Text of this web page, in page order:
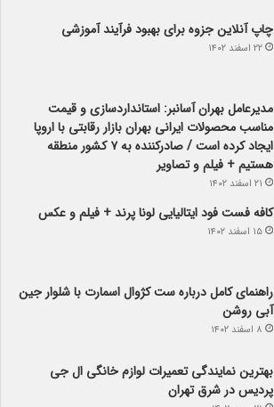
چاپ آنلاین جزوه برای بهبود فرآیند آموزشی
۲۲ اسفند ۱۴۰۲
مدیرعامل بهران آسانبر: استانداردسازی و قیمت
مناسب محصولات ایرانی بهران بازار رقابتی با اروپا
ایجاد کرده است / صادرکننده به ۷ کشور منطقه
هستیم + فیلم و تصاویر
۲۱ اسفند ۱۴۰۲
کافه فست فود ایتالیایی لونا پرند + فیلم و عکس
۱۵ اسفند ۱۴۰۲
راهنمای کامل درباره ست کژوال اسمارت با شلوار جین
آبی روشن
۸ اسفند ۱۴۰۲
بهترین نمایندگی تعمیرات لوازم خانگی ال جی
پردیس در شرق تهران